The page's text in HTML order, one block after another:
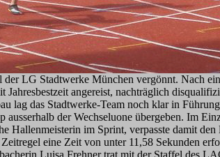
LG Stadtwerke München vergönnt. Nach
angereist, nachträglich
lag das Stadtwerke-Team noch klar in
der Wechseluone übergeben. Im
Hallenmeisterin im Sprint, verpasste damit den
eine Zeit von unter 11,58 Sekunden
Luisa Frehner trat mit der Staffel des